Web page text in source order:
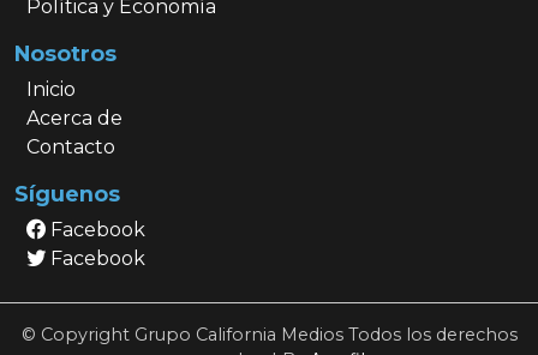
Política y Economía
Nosotros
Inicio
Acerca de
Contacto
Síguenos
Facebook
Facebook
© Copyright Grupo California Medios Todos los derechos